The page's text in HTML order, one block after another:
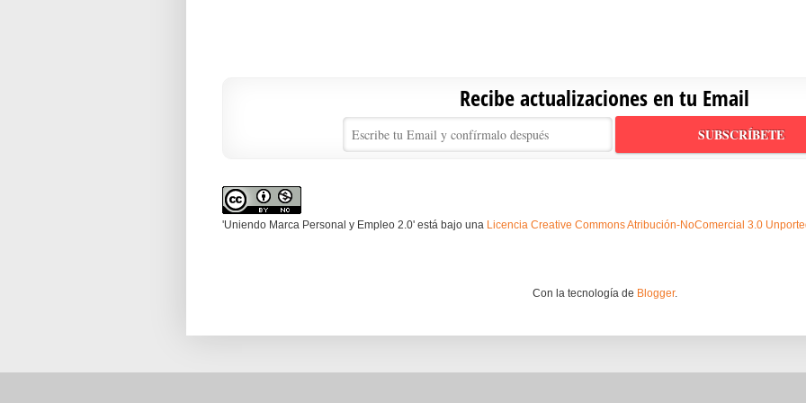
Recibe actualizaciones en tu Email
'Uniendo Marca Personal y Empleo 2.0' está bajo una Licencia Creative Commons Atribución-NoComercial 3.0
Con la tecnología de Blogger.